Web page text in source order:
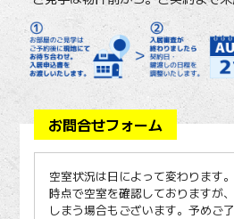
お問合せフォーム
空室状況は日によって変わります
時点で空室を確認しておりますが
しまう場合もございます。予めご